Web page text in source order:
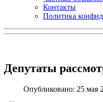
Контакты
Политика
Депутаты
Опубликовано: 25 мая